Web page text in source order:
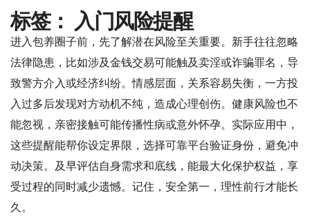
标签： 入门风险提醒
进入包养圈子前，先了解潜在风险至关重要。新手往往忽略
法律隐患，比如涉及金钱交易可能触及卖淫或诈骗罪名，导
致警方介入或经济纠纷。情感层面，关系容易失衡，一方投
入过多后发现对方动机不纯，造成心理创伤。健康风险也不
能忽视，亲密接触可能传播性病或意外怀孕。实际应用中，
这些提醒能帮你设定界限，选择可靠平台验证身份，避免冲
动决策。及早评估自身需求和底线，能最大化保护权益，享
受过程的同时减少遗憾。记住，安全第一，理性前行才能长
久。